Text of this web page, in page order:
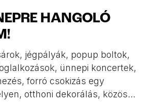
HANGOLÓ
jégpályák, popup boltok,
ünnepi koncertek,
forró csokizás egy
otthoni dekorálás, közös